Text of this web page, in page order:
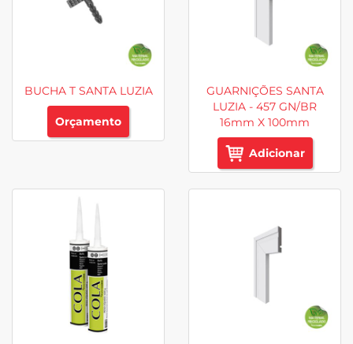
BUCHA T SANTA LUZIA
Orçamento
GUARNIÇÕES SANTA
LUZIA - 457 GN/BR
16mm X 100mm
Adicionar